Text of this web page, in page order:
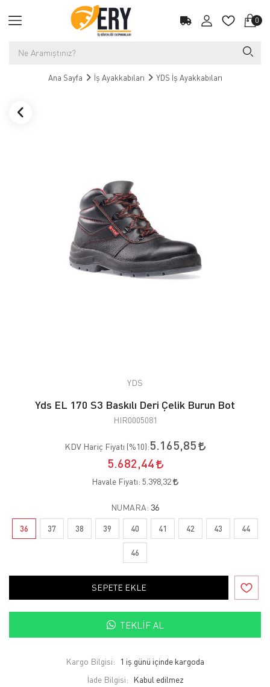
0
Ana Sayfa İş Ayakkabıları YDS İş Ayakkabıları
YDS
Yds EL 170 S3 Baskılı Deri Çelik Burun Bot
HIR0005081
KDV Hariç Fiyatı (%10):5.165,85
5.682,44
Havale Fiyatı: 5.398,32
NUMARA: 36
36 37 38 39 40 41 42 43 44
46
SEPETE EKLE
TEKLIF AL
Kargo Bilgisi:
1 iş günü içinde kargoda
İade Bilgisi: